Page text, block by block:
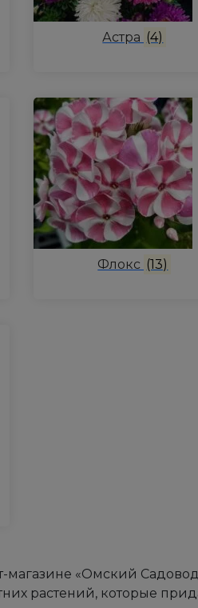
Астра (4)
Флокс (13)
магазине «Омский
растений, которые